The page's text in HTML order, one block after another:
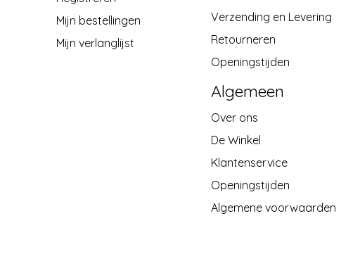
Mijn bestellingen
Mijn verlanglijst
Verzending en Levering
Retourneren
Openingstijden
Algemeen
Over ons
De Winkel
Klantenservice
Openingstijden
Algemene voorwaarden